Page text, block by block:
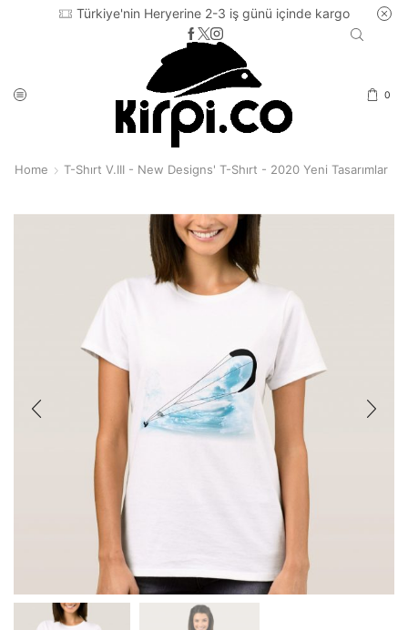
Türkiye'nin Heryerine 2-3 iş günü içinde kargo
0
Home T-Shırt V.III - New Designs' T-Shırt - 2020 Yeni Tasarımlar